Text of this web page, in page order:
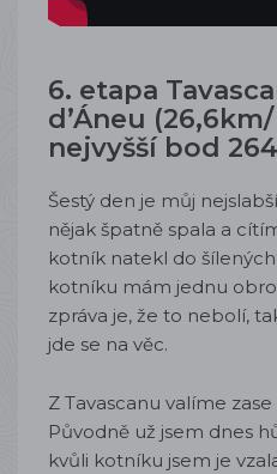
6. etapa
d’Áneu
nejvyšší bod
Šestý den je můj
nějak špatně spala a
kotník natekl do
kotníku mám jednu
zpráva je, že to nebolí,
jde se na věc.
Z Tavascanu valíme
Původně už jsem dnes
kvůli kotníku jsem je